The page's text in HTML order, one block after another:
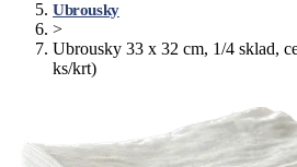
Ubrousky
>
Ubrousky 33 x 32 cm, 1/4 sklad,
ks/krt)